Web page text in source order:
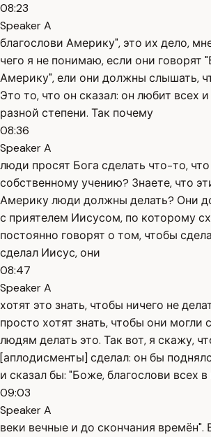
08:23
Speaker A
благослови Америку", это их дело,
чего я не понимаю, если они говорят
Америку", ели они должны слышать,
Это то, что он сказал: он любит всех
разной степени. Так почему
08:36
Speaker A
люди просят Бога сделать что-то,
собственному учению? Знаете, что
Америку люди должны делать? Они
с приятелем Иисусом, по которому
постоянно говорят о том, чтобы
сделал Иисус, они
08:47
Speaker A
хотят это знать, чтобы ничего не
просто хотят знать, чтобы они могли
людям делать это. Так вот, я скажу,
[аплодисменты] сделал: он бы
и сказал бы: "Боже, благослови всех
09:03
Speaker A
веки вечные и до скончания времён".